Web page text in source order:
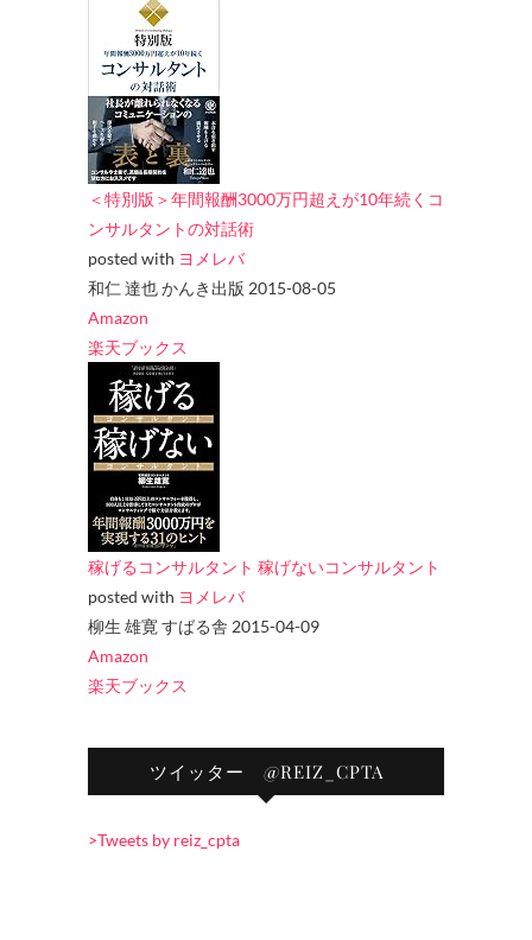
＜特別版＞年間報酬3000万円超えが10年続くコ
ンサルタントの対話術
posted with ヨメレバ
和仁 達也 かんき出版 2015-08-05
Amazon
楽天ブックス
稼げるコンサルタント 稼げないコンサルタント
posted with ヨメレバ
柳生 雄寛 すばる舎 2015-04-09
Amazon
楽天ブックス
ツイッター @REIZ_CPTA
>Tweets by reiz_cpta